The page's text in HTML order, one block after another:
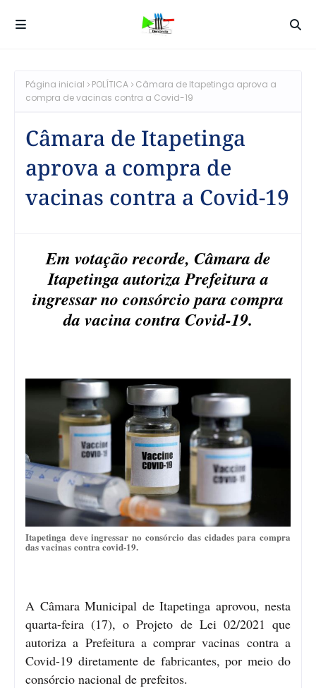
Página inicial POLÍTICA
Câmara de Itapetinga aprova a
compra de vacinas contra a Covid-19
Câmara de Itapetinga
aprova a compra de
vacinas contra a Covid-19
Em votação recorde, Câmara de
Itapetinga autoriza Prefeitura a
ingressar no consórcio para compra
da vacina contra Covid-19.
Itapetinga deve ingressar no consórcio das cidades para compra
das vacinas contra covid-19.
A Câmara Municipal de Itapetinga aprovou, nesta
quarta-feira (17), o Projeto de Lei 02/2021 que
autoriza a Prefeitura a comprar vacinas contra a
Covid-19 diretamente de fabricantes, por meio do
consórcio nacional de prefeitos.